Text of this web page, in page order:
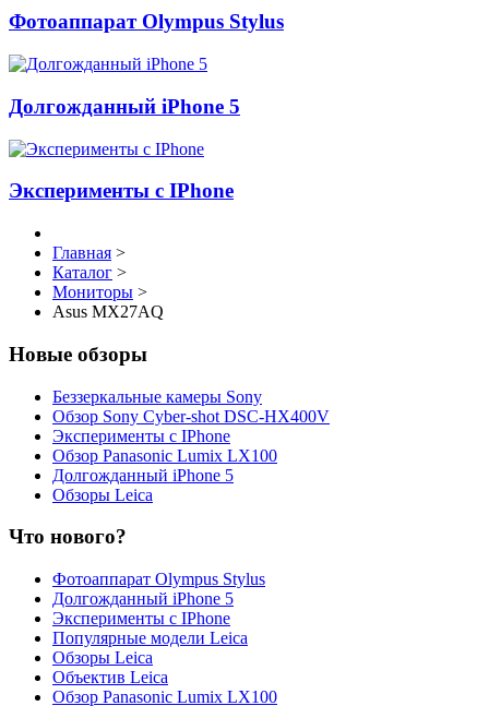
Фотоаппарат Olympus Stylus
Долгожданный iPhone 5
Эксперименты с IPhone
Главная >
Каталог >
Мониторы >
Asus MX27AQ
Новые обзоры
Беззеркальные камеры Sony
Обзор Sony Cyber-shot DSC-HX400V
Эксперименты с IPhone
Обзор Panasonic Lumix LX100
Долгожданный iPhone 5
Обзоры Leica
Что нового?
Фотоаппарат Olympus Stylus
Долгожданный iPhone 5
Эксперименты с IPhone
Популярные модели Leica
Обзоры Leica
Объектив Leica
Обзор Panasonic Lumix LX100